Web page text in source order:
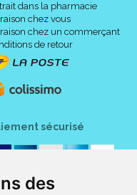
des
dans la pharmacie
chez vous
chez un commerçant
de retour
sécurisé